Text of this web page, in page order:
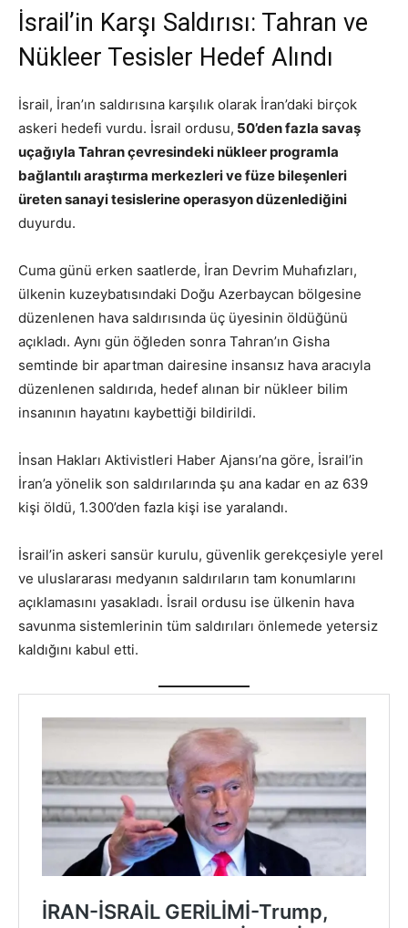
İsrail’in Karşı Saldırısı: Tahran ve
Nükleer Tesisler Hedef Alındı
İsrail, İran’ın saldırısına karşılık olarak İran’daki birçok
askeri hedefi vurdu. İsrail ordusu, 50’den fazla savaş
uçağıyla Tahran çevresindeki nükleer programla
bağlantılı araştırma merkezleri ve füze bileşenleri
üreten sanayi tesislerine operasyon düzenlediğini
duyurdu.
Cuma günü erken saatlerde, İran Devrim Muhafızları,
ülkenin kuzeybatısındaki Doğu Azerbaycan bölgesine
düzenlenen hava saldırısında üç üyesinin öldüğünü
açıkladı. Aynı gün öğleden sonra Tahran’ın Gisha
semtinde bir apartman dairesine insansız hava aracıyla
düzenlenen saldırıda, hedef alınan bir nükleer bilim
insanının hayatını kaybettiği bildirildi.
İnsan Hakları Aktivistleri Haber Ajansı’na göre, İsrail’in
İran’a yönelik son saldırılarında şu ana kadar en az 639
kişi öldü, 1.300’den fazla kişi ise yaralandı.
İsrail’in askeri sansür kurulu, güvenlik gerekçesiyle yerel
ve uluslararası medyanın saldırıların tam konumlarını
açıklamasını yasakladı. İsrail ordusu ise ülkenin hava
savunma sistemlerinin tüm saldırıları önlemede yetersiz
kaldığını kabul etti.